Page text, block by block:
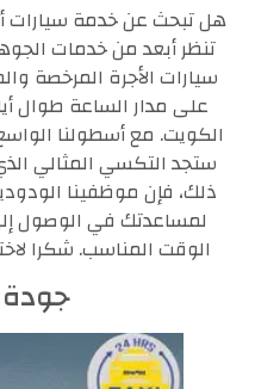
هل تبحث عن خدمة سيارات
تنظر أبعد من خدمات
سيارات الأجرة المرخصة
على مدار الساعة طوال
الكويت. مع أسطولنا
ستجد التكسي المثالي
ذلك، فإن موظفينا
لمساعدتك في الوصول
الوقت المناسب. شكرا